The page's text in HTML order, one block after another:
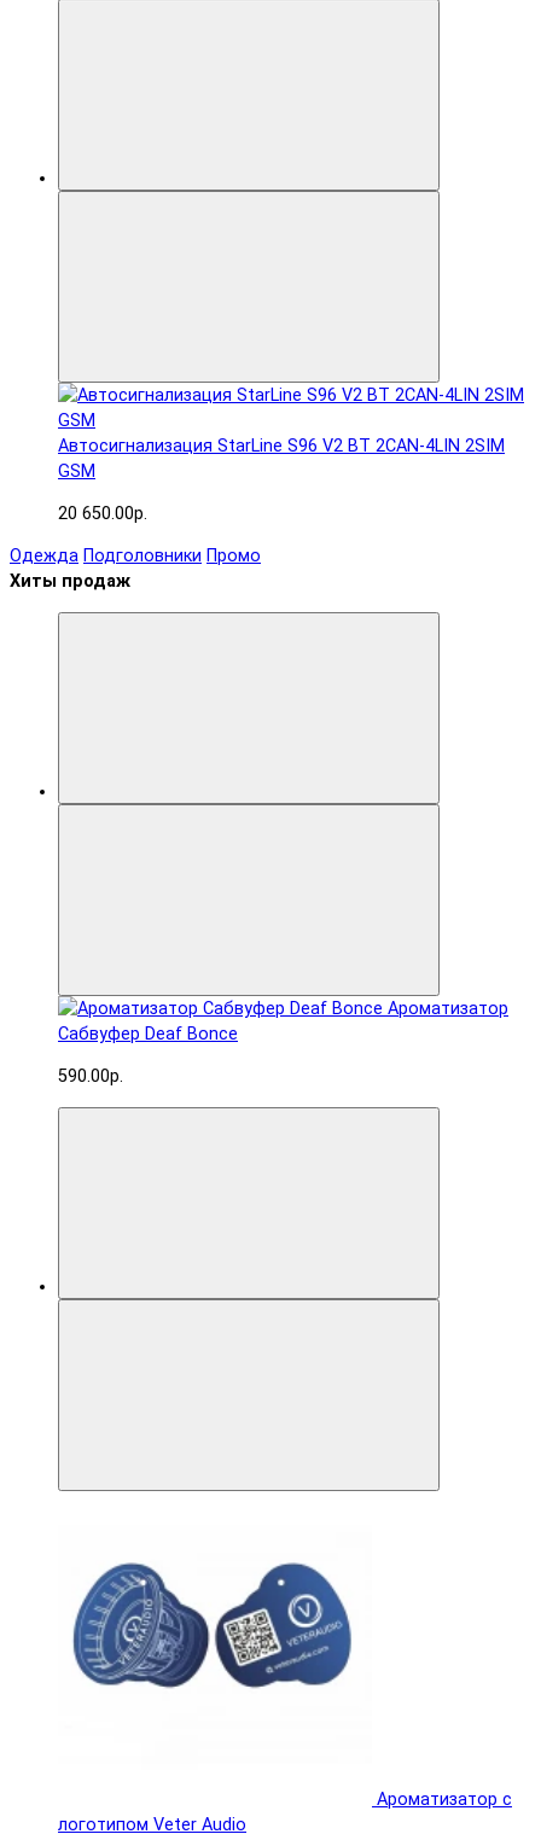
Автосигнализация StarLine S96 V2 BT 2CAN-4LIN 2SIM
GSM
20 650.00р.
Одежда Подголовники Промо
Хиты продаж
Ароматизатор
Сабвуфер Deaf Bonce
590.00р.
Ароматизатор с
логотипом Veter Audio